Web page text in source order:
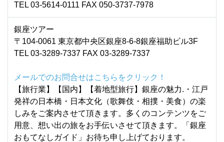
TEL 03-5614-0111 FAX 050-3737-7978
銀座ツアー
〒104-0061 東京都中央区銀座8-6-8銀座福助ビル3F
TEL 03-3289-7337 FAX 03-3289-7337
メールでのお問合せはこちらをクリック！
【旅行業】【国内】【着地型旅行】銀座の魅力.・江戸
発祥の日本橋・日本文化（歌舞伎・相撲・美食）の楽
しみをご案内させて頂きます。多くのコンテンツをご
用意、想い出の旅をお手伝いさせて頂きます。「銀座
おもてなしガイド」お待ち申し上げております。